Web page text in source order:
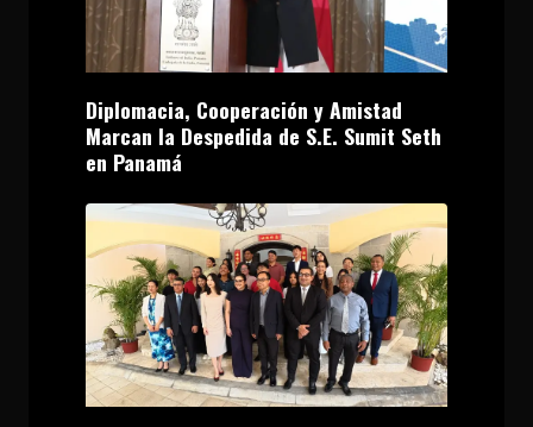
Diplomacia, Cooperación y Amistad
Marcan la Despedida de S.E. Sumit Seth
en Panamá